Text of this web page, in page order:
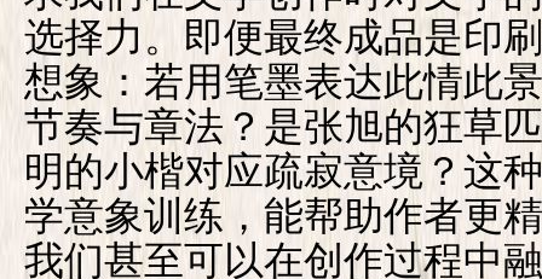
选择力。即便最终成品是印
想象：若用笔墨表达此情此
节奏与章法？是张旭的狂草
明的小楷对应疏寂意境？这
学意象训练，能帮助作者更
我们甚至可以在创作过程中